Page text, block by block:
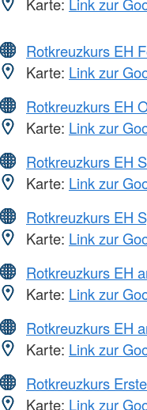
Rotkreuzkurs EH
Karte: Link zur
Rotkreuzkurs EH
Karte: Link zur
Rotkreuzkurs EH
Karte: Link zur
Rotkreuzkurs EH
Karte: Link zur
Rotkreuzkurs EH
Karte: Link zur
Rotkreuzkurs EH
Karte: Link zur
Rotkreuzkurs
Karte: Link zur